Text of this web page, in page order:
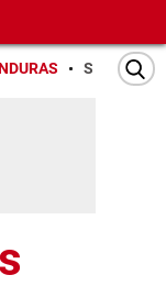
SAN PEDRO